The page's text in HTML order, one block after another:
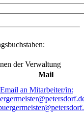
der Verwaltung
Mail